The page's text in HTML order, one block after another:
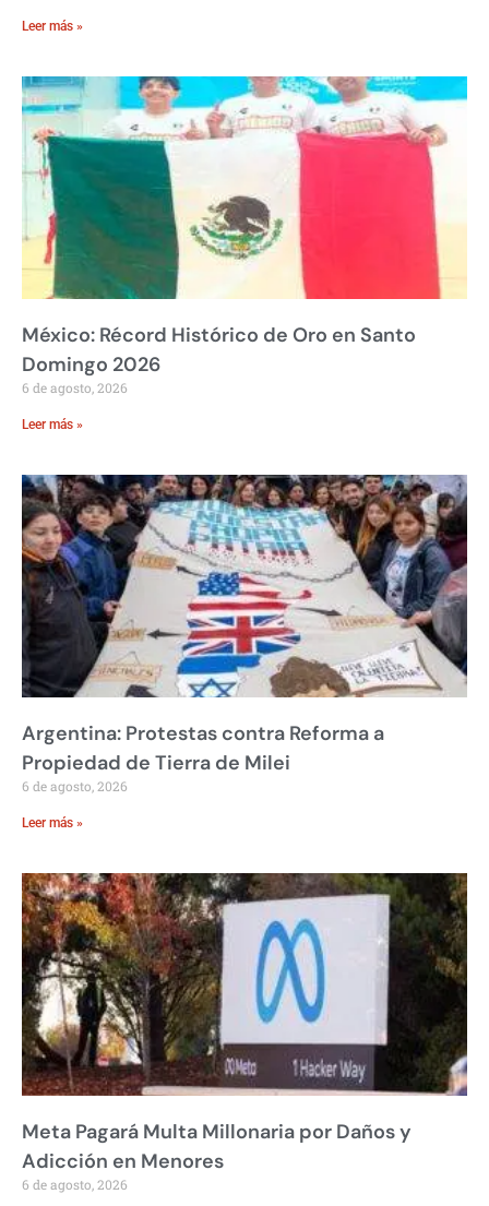
Leer más »
México: Récord Histórico de Oro en Santo
Domingo 2026
6 de agosto, 2026
Leer más »
Argentina: Protestas contra Reforma a
Propiedad de Tierra de Milei
6 de agosto, 2026
Leer más »
Meta Pagará Multa Millonaria por Daños y
Adicción en Menores
6 de agosto, 2026